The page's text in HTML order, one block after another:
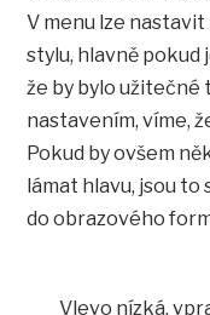
V menu lze
stylu, hlavně pokud
že by bylo užitečné
nastavením, víme,
Pokud by ovšem
lámat hlavu, jsou
do obrazového
Vlevo nízká,